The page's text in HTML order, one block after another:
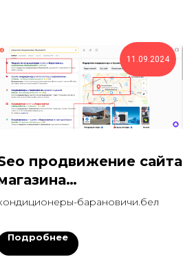
11.09.2024
продвижение сайта
в топ за
барановичи.бел
Подробнее